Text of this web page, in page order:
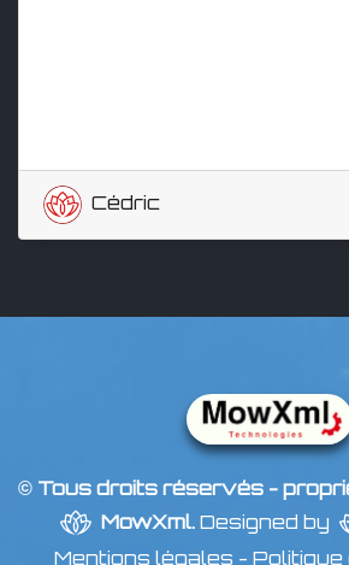
Cédric
© Tous droits réservés -
MowXml.Designed by
Mentions légales -